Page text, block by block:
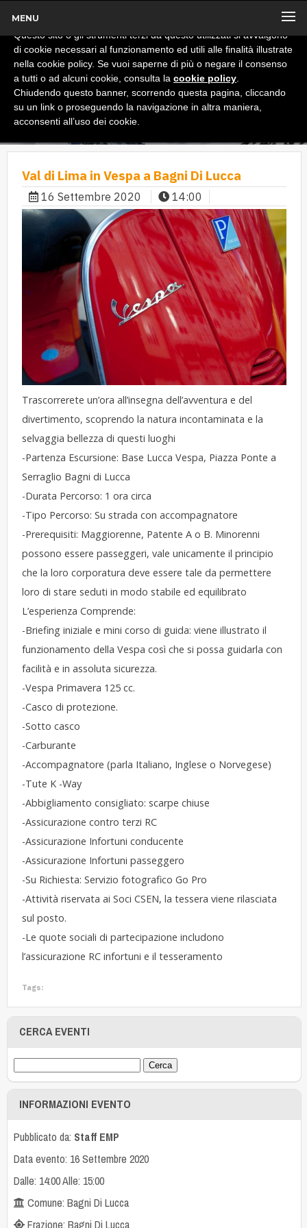
MENU
Val di Lima in Vespa a Bagni Di Lucca
16 Settembre 2020 14:00
Trascorrerete un’ora all’insegna dell’avventura e del
divertimento, scoprendo la natura incontaminata e la
selvaggia bellezza di questi luoghi
-Partenza Escursione: Base Lucca Vespa, Piazza Ponte a
Serraglio Bagni di Lucca
-Durata Percorso: 1 ora circa
-Tipo Percorso: Su strada con accompagnatore
-Prerequisiti: Maggiorenne, Patente A o B. Minorenni
possono essere passeggeri, vale unicamente il principio
che la loro corporatura deve essere tale da permettere
loro di stare seduti in modo stabile ed equilibrato
L’esperienza Comprende:
-Briefing iniziale e mini corso di guida: viene illustrato il
funzionamento della Vespa così che si possa guidarla con
facilità e in assoluta sicurezza.
-Vespa Primavera 125 cc.
-Casco di protezione.
-Sotto casco
-Carburante
-Accompagnatore (parla Italiano, Inglese o Norvegese)
-Tute K -Way
-Abbigliamento consigliato: scarpe chiuse
-Assicurazione contro terzi RC
-Assicurazione Infortuni conducente
-Assicurazione Infortuni passeggero
-Su Richiesta: Servizio fotografico Go Pro
-Attività riservata ai Soci CSEN, la tessera viene rilasciata
sul posto.
-Le quote sociali di partecipazione includono
l’assicurazione RC infortuni e il tesseramento
Tags:
CERCA EVENTI
INFORMAZIONI EVENTO
Pubblicato da: Staff EMP
Data evento: 16 Settembre 2020
Dalle: 14:00 Alle: 15:00
Comune: Bagni Di Lucca
Frazione: Bagni Di Lucca
x
Informativa
Questo sito o gli strumenti terzi da questo utilizzati si avvalgono
di cookie necessari al funzionamento ed utili alle finalità illustrate
nella cookie policy. Se vuoi saperne di più o negare il consenso
a tutti o ad alcuni cookie, consulta la cookie policy
Chiudendo questo banner, scorrendo questa pagina, cliccando
su un link o proseguendo la navigazione in altra maniera,
acconsenti all’uso dei cookie.